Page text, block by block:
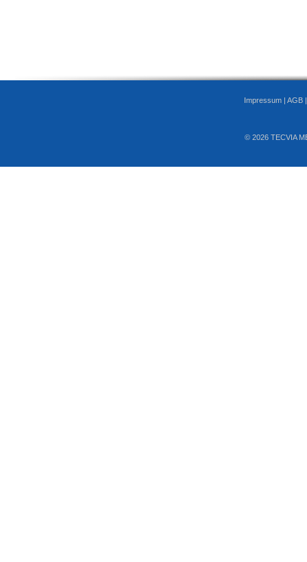
Impressum | AGB
© 2026 TECVIA